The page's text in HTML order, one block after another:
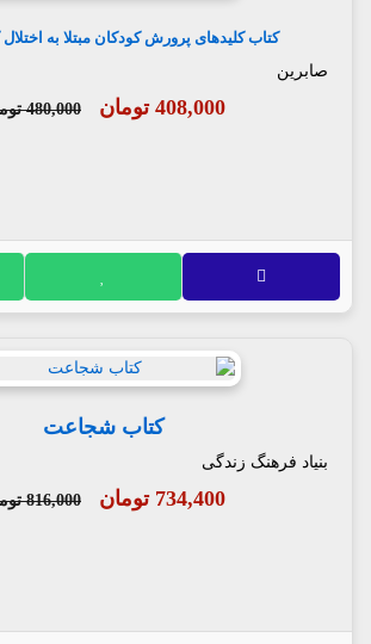
کتاب کلیدهای پرورش کودکان مبتلا به
صابرین
408,000 تومان 480,000 تومان
کتاب شجاعت
بنیاد فرهنگ زندگی
734,400 تومان 816,000 تومان